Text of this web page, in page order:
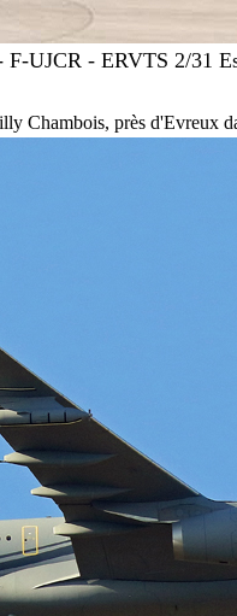
F-UJCR - ERVTS 2/31
Chambois, près d'Evreux